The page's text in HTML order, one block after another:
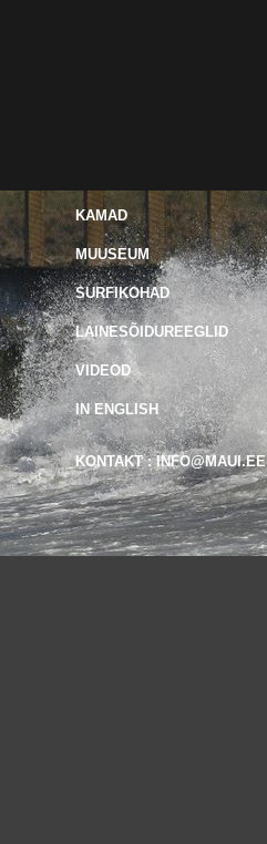
KAMAD
MUUSEUM
SURFIKOHAD
LAINESÕIDUREEGLID
VIDEOD
IN ENGLISH
KONTAKT : INFO@MAUI.EE